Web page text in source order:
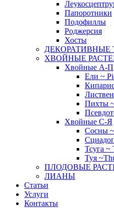
Папоротники
Подофиллы
Роджерсия
Хосты
ДЕКОРАТИВНЫЕ
ХВОЙНЫЕ
Хвойные А-П
Ели ~
Пихты
Хвойные С-Я
Сосны
Тсуга ~
Туя
ПЛОДОВЫЕ
ЛИАНЫ
Статьи
Услуги
Контакты